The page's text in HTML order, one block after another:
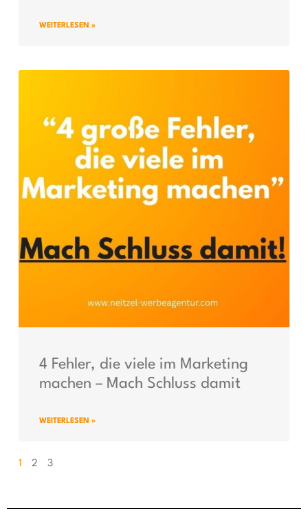
WEITERLESEN »
4 Fehler, die viele im Marketing
machen – Mach Schluss damit
WEITERLESEN »
1 2 3